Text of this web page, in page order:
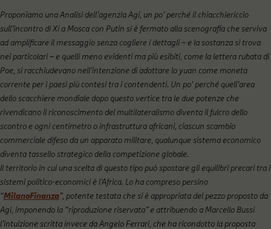
Proponiamo una Analisi dell’agenzia Agi, un po’ perché il chiacchiericcio
sull’incontro di Xi a Mosca con Putin si è fermato alla scenografia che serviva
ad amplificare il messaggio senza cogliere i dettagli – e la sostanza si trova
nei particolari – e quelli meno evidenti ma più esibiti, come la lettera rubata di
Poe, si racchiudevano nell’intenzione di adottare lo yuan come moneta
corrente per i paesi più contesi tra i contendenti. Un po’ perché quell’area
dello scacchiere mondiale dopo questo vertice tra le due potenze che
rivendicano il riconoscimento del multilateralismo diventa il fulcro dello
scontro e ogni centimetro o infrastruttura africani, ciascun scambio
commerciale difeso da un apparato militare, qualunque sistema economico
diventa tassello strategico della competizione globale.
Il territorio in cui una scelta di questo tipo può spostare gli equilibri precari tra i
sistemi politico-economici è l’Africa. Lo ha compreso persino
“MilanoFinanza”, potente testata che si è appropriata del pezzo proposto da
Agi, imponendo la “riproduzione riservata” e attribuendo a Marcello Bussi
l’intuizione scritta invece da Angelo Ferrari, che ha ricondotto la proposta